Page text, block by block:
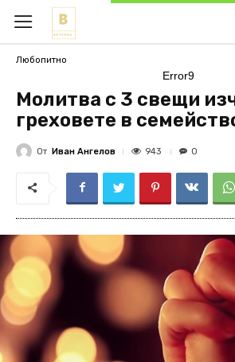
Любопитно
Error9
Молитва с 3 свещи
греховете в
От Иван Ангелов 943 0